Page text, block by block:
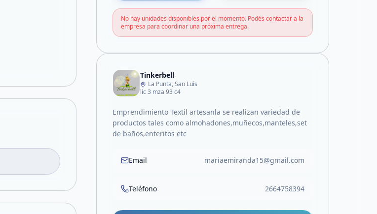
No hay unidades disponibles por el momento. Podés contactar a la
empresa para coordinar una próxima entrega.
Tinkerbell
La Punta, San Luis
lic 3 mza 93 c4
Emprendimiento Textil artesanla se realizan variedad de
productos tales como almohadones,muñecos,manteles,set
de baños,enteritos etc
Email mariaemiranda15@gmail.com
Teléfono 2664758394